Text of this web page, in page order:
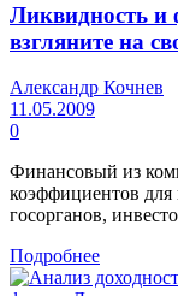
Ликвидность и
взгляните на
Александр Кочнев
11.05.2009
0
Финансовый из
коэффициентов для
госорганов,
Подробнее